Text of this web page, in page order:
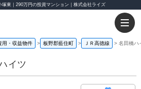
東｜290万円の投資マンション｜株式会社ライズ
用・収益物件 板野郡藍住町 ＪＲ高徳線 名田橋ハ
イツ